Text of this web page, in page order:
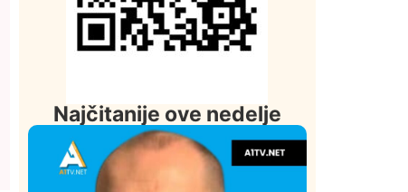
Najčitanije ove nedelje